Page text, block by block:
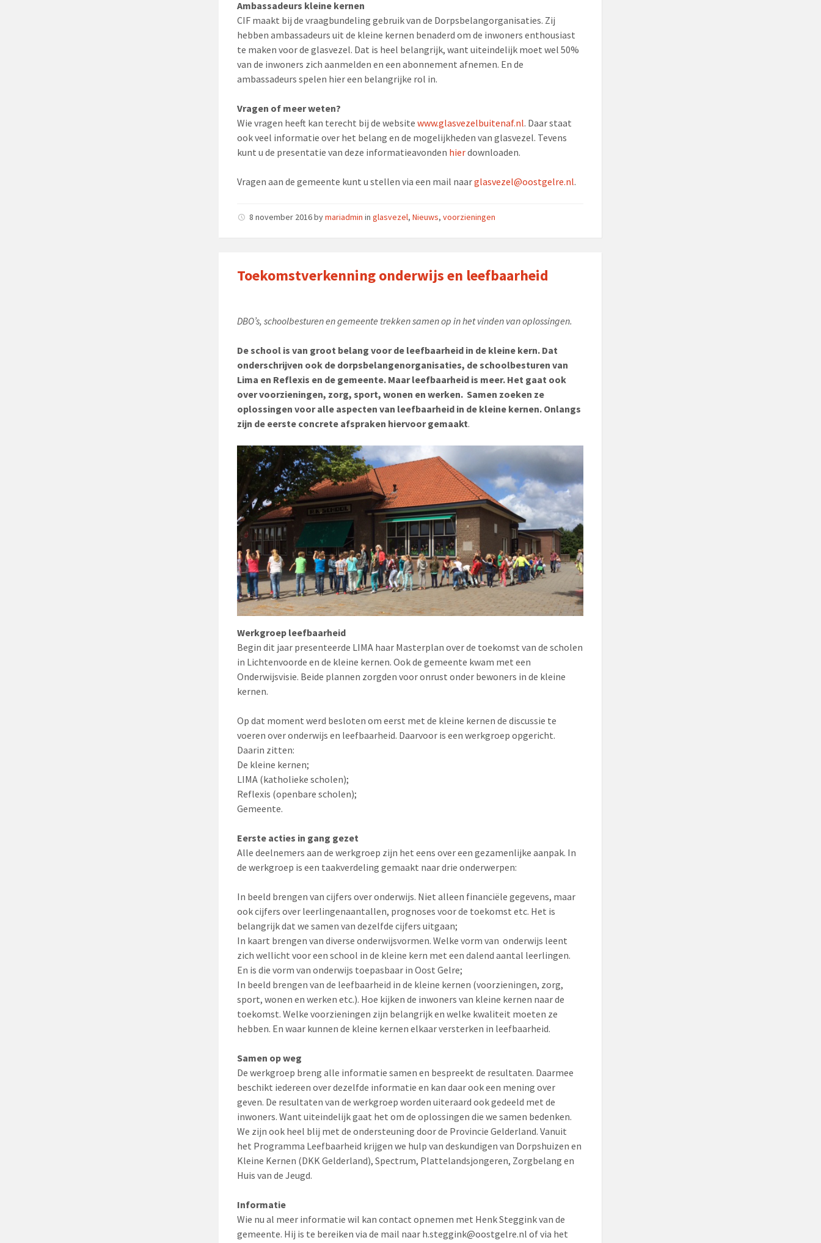
Ambassadeurs kleine kernen
CIF maakt bij de vraagbundeling gebruik van de Dorpsbelangorganisaties. Zij
hebben ambassadeurs uit de kleine kernen benaderd om de inwoners enthousiast
te maken voor de glasvezel. Dat is heel belangrijk, want uiteindelijk moet wel 50%
van de inwoners zich aanmelden en een abonnement afnemen. En de
ambassadeurs spelen hier een belangrijke rol in.
Vragen of meer weten?
Wie vragen heeft kan terecht bij de websitewww.glasvezelbuitenaf.nl. Daar staat
ook veel informatie over het belang en de mogelijkheden van glasvezel. Tevens
kunt u de presentatie van deze informatieavonden hierdownloaden.
Vragen aan de gemeente kunt u stellen via een mail naarglasvezel@oostgelre.nl.
8 november 2016bymariadmin inglasvezel,Nieuws,voorzieningen
Toekomstverkenning onderwijs en leefbaarheid
DBO’s, schoolbesturen en gemeente trekken samen op in het vinden van oplossingen.
De school is van groot belang voor de leefbaarheid in de kleine kern. Dat
onderschrijven ook de dorpsbelangenorganisaties, de schoolbesturen van
Lima en Reflexis en de gemeente. Maar leefbaarheid is meer. Het gaat ook
over voorzieningen, zorg, sport, wonen en werken. Samen zoeken ze
oplossingen voor alle aspecten van leefbaarheid in de kleine kernen. Onlangs
zijn de eerste concrete afspraken hiervoor gemaakt.
Werkgroep leefbaarheid
Begin dit jaar presenteerde LIMA haar Masterplan over de toekomst van de scholen
in Lichtenvoorde en de kleine kernen. Ook de gemeente kwam met een
Onderwijsvisie. Beide plannen zorgden voor onrust onder bewoners in de kleine
kernen.
Op dat moment werd besloten om eerst met de kleine kernen de discussie te
voeren over onderwijs en leefbaarheid. Daarvoor is een werkgroep opgericht.
Daarin zitten:
De kleine kernen;
LIMA (katholieke scholen);
Reflexis (openbare scholen);
Gemeente.
Eerste acties in gang gezet
Alle deelnemers aan de werkgroep zijn het eens over een gezamenlijke aanpak. In
de werkgroep is een taakverdeling gemaakt naar drie onderwerpen:
In beeld brengen van cijfers over onderwijs. Niet alleen financiële gegevens, maar
ook cijfers over leerlingenaantallen, prognoses voor de toekomst etc. Het is
belangrijk dat we samen van dezelfde cijfers uitgaan;
In kaart brengen van diverse onderwijsvormen. Welke vorm van onderwijs leent
zich wellicht voor een school in de kleine kern met een dalend aantal leerlingen.
En is die vorm van onderwijs toepasbaar in Oost Gelre;
In beeld brengen van de leefbaarheid in de kleine kernen (voorzieningen, zorg,
sport, wonen en werken etc.). Hoe kijken de inwoners van kleine kernen naar de
toekomst. Welke voorzieningen zijn belangrijk en welke kwaliteit moeten ze
hebben. En waar kunnen de kleine kernen elkaar versterken in leefbaarheid.
Samen op weg
De werkgroep breng alle informatie samen en bespreekt de resultaten. Daarmee
beschikt iedereen over dezelfde informatie en kan daar ook een mening over
geven. De resultaten van de werkgroep worden uiteraard ook gedeeld met de
inwoners. Want uiteindelijk gaat het om de oplossingen die we samen bedenken.
We zijn ook heel blij met de ondersteuning door de Provincie Gelderland. Vanuit
het Programma Leefbaarheid krijgen we hulp van deskundigen van Dorpshuizen en
Kleine Kernen (DKK Gelderland), Spectrum, Plattelandsjongeren, Zorgbelang en
Huis van de Jeugd.
Informatie
Wie nu al meer informatie wil kan contact opnemen met Henk Steggink van de
gemeente. Hij is te bereiken via de mail naar h.steggink@oostgelre.nl of via het